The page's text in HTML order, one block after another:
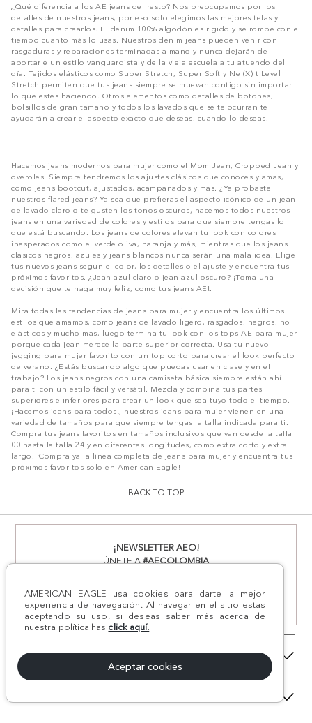
AMERICAN EAGLE usa cookies para darte la mejor
experiencia de navegación. Al navegar en el sitio estas
aceptando su uso, si deseas saber más acerca de
nuestra política has click aquí.
Aceptar cookies
¿Qué diferencia a los AE jeans del resto? Nos preocupamos por los
detalles de nuestros jeans, por eso solo elegimos las mejores telas y
detalles para crearlos. El denim 100% algodón es rígido y se rompe con el
tiempo cuanto más lo usas. Nuestros denim jeans pueden venir con
rasgaduras y reparaciones terminadas a mano y nunca dejarán de
aportarle un estilo vanguardista y de la vieja escuela a tu atuendo del
día. Tejidos elásticos como Super Stretch, Super Soft y Ne (X) t Level
Stretch permiten que tus jeans siempre se muevan contigo sin importar
lo que estés haciendo. Otros elementos como detalles de botones,
bolsillos de gran tamaño y todos los lavados que se te ocurran te
ayudarán a crear el aspecto exacto que deseas, cuando lo deseas.
Hacemos jeans modernos para mujer como el Mom Jean, Cropped Jean y
overoles. Siempre tendremos los ajustes clásicos que conoces y amas,
como jeans bootcut, ajustados, acampanados y más. ¿Ya probaste
nuestros flared jeans? Ya sea que prefieras el aspecto icónico de un jean
de lavado claro o te gusten los tonos oscuros, hacemos todos nuestros
jeans en una variedad de colores y estilos para que siempre tengas lo
que está buscando. Los jeans de colores elevan tu look con colores
inesperados como el verde oliva, naranja y más, mientras que los jeans
clásicos negros, azules y jeans blancos nunca serán una mala idea. Elige
tus nuevos jeans según el color, los detalles o el ajuste y encuentra tus
próximos favoritos. ¿Jean azul claro o jean azul oscuro? ¡Toma una
decisión que te haga muy feliz, como tus jeans AE!.
Mira todas las tendencias de jeans para mujer y encuentra los últimos
estilos que amamos, como jeans de lavado ligero, rasgados, negros, no
elásticos y mucho más, luego termina tu look con los tops AE para mujer
porque cada jean merece la parte superior correcta. Usa tu nuevo
jegging para mujer favorito con un top corto para crear el look perfecto
de verano. ¿Estás buscando algo que puedas usar en clase y en el
trabajo? Los jeans negros con una camiseta básica siempre están ahí
para ti con un estilo fácil y versátil. Mezcla y combina tus partes
superiores e inferiores para crear un look que sea tuyo todo el tiempo.
¡Hacemos jeans para todos!, nuestros jeans para mujer vienen en una
variedad de tamaños para que siempre tengas la talla indicada para ti.
Compra tus jeans favoritos en tamaños inclusivos que van desde la talla
00 hasta la talla 24 y en diferentes longitudes, como extra corto y extra
largo. ¡Compra ya la línea completa de jeans para mujer y encuentra tus
próximos favoritos solo en American Eagle!
BACK TO TOP
¡NEWSLETTER AEO!
ÚNETE A#AECOLOMBIA
SUSCRIBIRSE
¿NECESITAS AYUDA?